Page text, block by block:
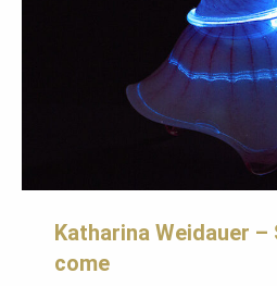
Katharina Weidauer
come